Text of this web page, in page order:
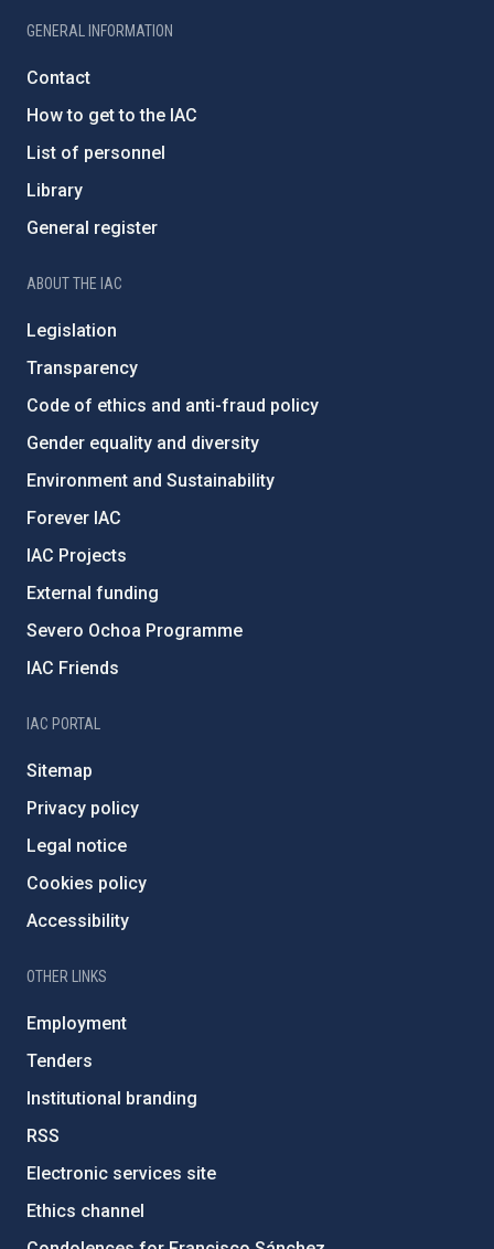
GENERAL INFORMATION
Contact
How to get to the IAC
List of personnel
Library
General register
ABOUT THE IAC
Legislation
Transparency
Code of ethics and anti-fraud policy
Gender equality and diversity
Environment and Sustainability
Forever IAC
IAC Projects
External funding
Severo Ochoa Programme
IAC Friends
IAC PORTAL
Sitemap
Privacy policy
Legal notice
Cookies policy
Accessibility
OTHER LINKS
Employment
Tenders
Institutional branding
RSS
Electronic services site
Ethics channel